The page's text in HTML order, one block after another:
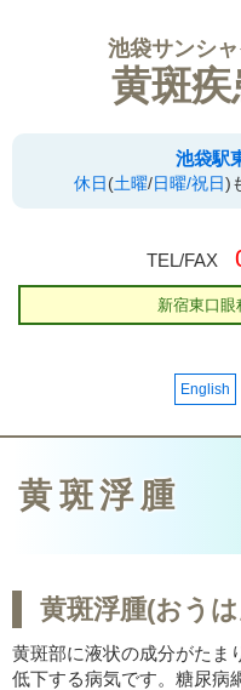
池袋サンシ
黄斑
池袋駅
休日 (土曜/ 日曜/祝日 )
TEL/FAX
新宿東口眼
English
黄斑浮腫
黄斑浮腫(おう
黄斑部に液状の成分がたま
低下する病気です。糖尿病